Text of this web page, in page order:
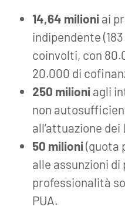
14,64 milioni ai
indipendente
coinvolti, con
20.000 di
250 milioni agli
non
all’attuazione dei
50 milioni(quota
alle assunzioni di
professionalità
PUA.